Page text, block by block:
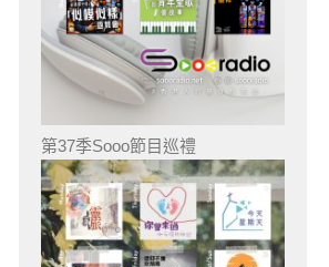
第37季Sooo節目巡禮